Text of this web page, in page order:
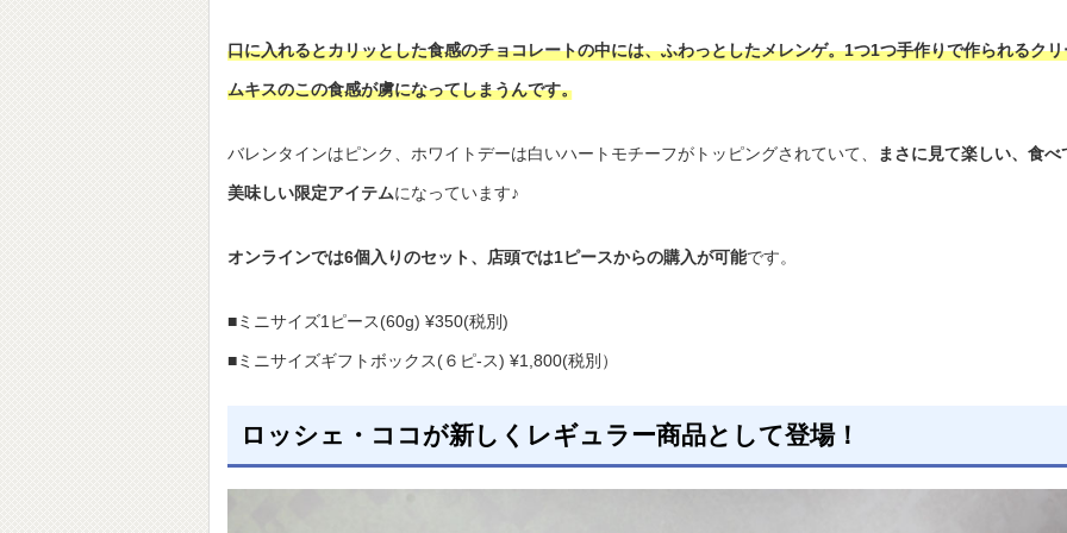
口に入れるとカリッとした食感のチョコレートの中には、ふわっとしたメレンゲ。1つ1つ手作りで作られるクリ
ムキスのこの食感が虜になってしまうんです。
バレンタインはピンク、ホワイトデーは白いハートモチーフがトッピングされていて、 まさに見て楽しい、食べ
美味しい限定アイテムになっています♪
オンラインでは6個入りのセット、店頭では1ピースからの購入が可能です。
■ミニサイズ1ピース(60g) ¥350(税別)
■ミニサイズギフトボックス(６ピ-ス) ¥1,800(税別）
ロッシェ・ココが新しくレギュラー商品として登場！